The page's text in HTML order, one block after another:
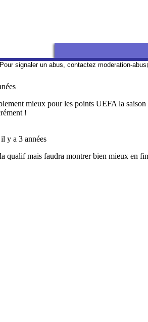
Pour signaler un abus, contactez moderation-